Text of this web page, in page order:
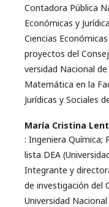
Contadora Pública
Económicas y
Ciencias
proyectos del
versidad Nacional
Matemática en la
Jurídicas y Sociales
María Cristina
: Ingeniera Química;
lista DEA
Integrante y
de investigación del
Universidad